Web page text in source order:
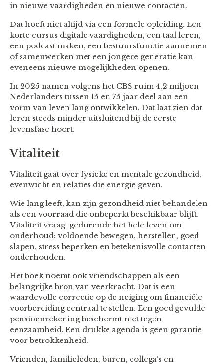
in nieuwe vaardigheden en nieuwe contacten.
Dat hoeft niet altijd via een formele opleiding. Een
korte cursus digitale vaardigheden, een taal leren,
een podcast maken, een bestuursfunctie aannemen
of samenwerken met een jongere generatie kan
eveneens nieuwe mogelijkheden openen.
In 2025 namen volgens het CBS ruim 4,2 miljoen
Nederlanders tussen 15 en 75 jaar deel aan een
vorm van leven lang ontwikkelen. Dat laat zien dat
leren steeds minder uitsluitend bij de eerste
levensfase hoort.
Vitaliteit
Vitaliteit gaat over fysieke en mentale gezondheid,
evenwicht en relaties die energie geven.
Wie lang leeft, kan zijn gezondheid niet behandelen
als een voorraad die onbeperkt beschikbaar blijft.
Vitaliteit vraagt gedurende het hele leven om
onderhoud: voldoende bewegen, herstellen, goed
slapen, stress beperken en betekenisvolle contacten
onderhouden.
Het boek noemt ook vriendschappen als een
belangrijke bron van veerkracht. Dat is een
waardevolle correctie op de neiging om financiële
voorbereiding centraal te stellen. Een goed gevulde
pensioenrekening beschermt niet tegen
eenzaamheid. Een drukke agenda is geen garantie
voor betrokkenheid.
Vrienden, familieleden, buren, collega’s en